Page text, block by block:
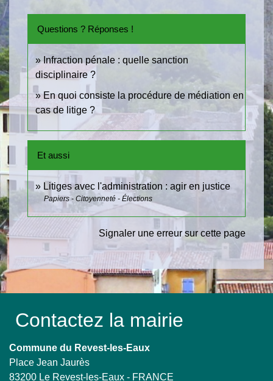
Questions ? Réponses !
Infraction pénale : quelle sanction
disciplinaire ?
En quoi consiste la procédure de médiation en
cas de litige ?
Et aussi
Litiges avec l'administration : agir en justice
Papiers - Citoyenneté - Élections
Signaler une erreur sur cette page
Contactez la mairie
Commune du Revest-les-Eaux
Place Jean Jaurès
83200 Le Revest-les-Eaux - FRANCE